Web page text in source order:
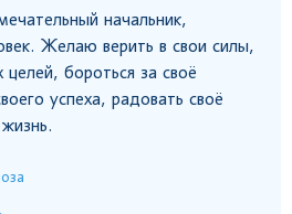
начальник,
Желаю верить в свои силы,
целей, бороться за своё
успеха, радовать своё